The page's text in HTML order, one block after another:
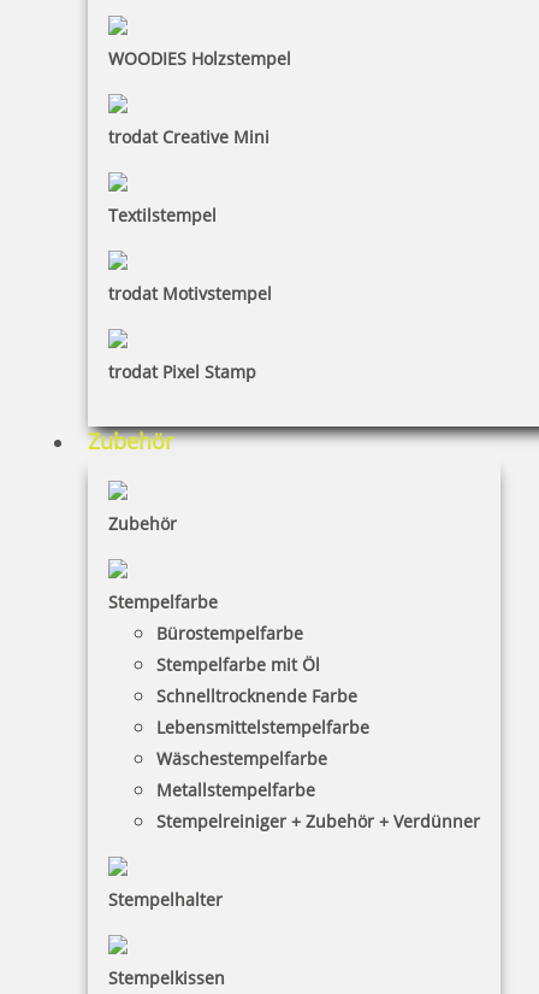
WOODIES Holzstempel
trodat Creative Mini
Textilstempel
trodat Motivstempel
trodat Pixel Stamp
Zubehör
Zubehör
Stempelfarbe
Bürostempelfarbe
Stempelfarbe mit Öl
Schnelltrocknende Farbe
Lebensmittelstempelfarbe
Wäschestempelfarbe
Metallstempelfarbe
Stempelreiniger + Zubehör + Verdünner
Stempelhalter
Stempelkissen
Ausmalstempel Marienkäfer 85x65 mm
10,00 €
Ausmalstempel Biene 85x65 mm